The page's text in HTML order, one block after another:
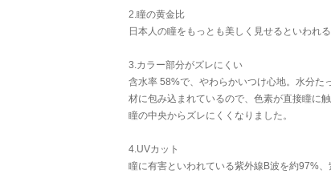
2.瞳の黄金比
日本人の瞳をもっとも美しく見せるといわれ
3.カラー部分がズレにくい
含水率 58%で、やわらかいつけ心地。水分た
材に包み込まれているので、色素が直接瞳に
瞳の中央からズレにくくなりました。
4.UVカット
瞳に有害といわれている紫外線B波を約97%